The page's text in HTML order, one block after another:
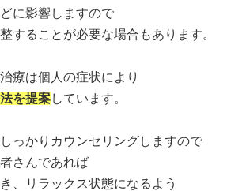
に影響しますので
することが必要な場合もあります。
療は個人の症状により
を提案しています。
っかりカウンセリングしますので
さんであれば
、リラックス状態になるよう